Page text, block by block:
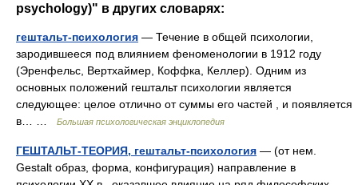
psychology)" в других словарях:
гештальт-психология — Течение в общей психологии,
зародившееся под влиянием феноменологии в 1912 году
(Эренфельс, Вертхаймер, Коффка, Келлер). Одним из
основных положений гештальт психологии является
следующее: целое отлично от суммы его частей , и появляется
в… …
Большая психологическая энциклопедия
ГЕШТАЛЬТ-ТЕОРИЯ, гештальт-психология — (от нем.
Gestalt образ, форма, конфигурация) направление в